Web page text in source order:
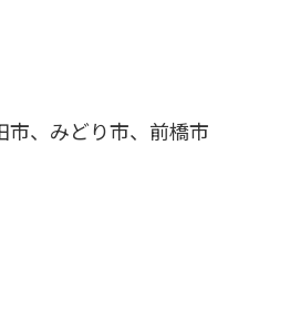
、みどり市、前橋市